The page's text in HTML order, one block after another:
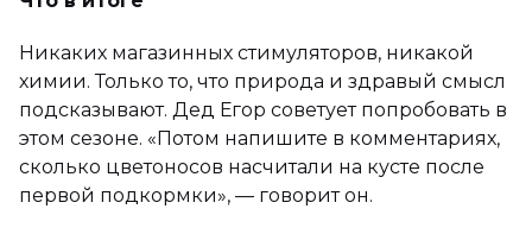
Никаких магазинных стимуляторов, никакой
химии. Только то, что природа и здравый смысл
подсказывают. Дед Егор советует попробовать в
этом сезоне. «Потом напишите в комментариях,
сколько цветоносов насчитали на кусте после
первой подкормки», — говорит он.